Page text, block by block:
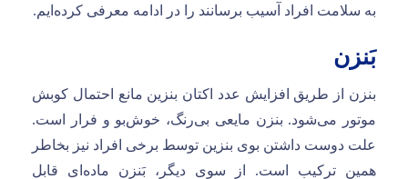
به سلامت افراد آسیب برسانند را در ادامه معرفی کرده‌ایم.
بَنزن
بنزن از طریق افزایش عدد اکتان بنزین مانع احتمال کوبش
موتور می‌شود. بنزن مایعی بی‌رنگ، خوش‌بو و فرار است.
علت دوست داشتن بوی بنزین توسط برخی افراد نیز بخاطر
همین ترکیب است. از سوی دیگر، بَنزن ماده‌ای قابل